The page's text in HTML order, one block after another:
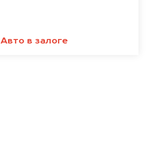
Авто в залоге